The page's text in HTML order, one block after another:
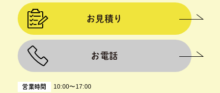
営業時間 10:00〜17:00
お見積り
お電話